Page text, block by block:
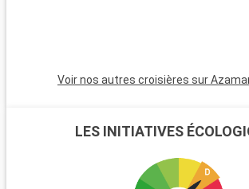
Voir nos autres croisières sur
LES INITIATIVES